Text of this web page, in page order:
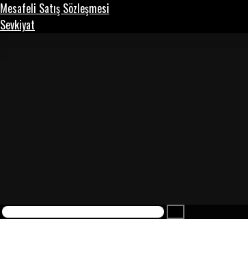
Mesafeli Satış Sözleşmesi
Sevkiyat